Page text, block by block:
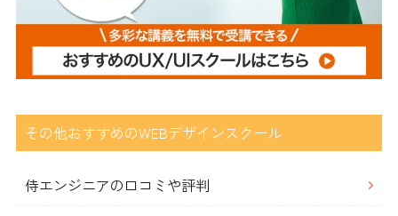
その他おすすめのWEBデザインスクール
侍エンジニアの口コミや評判